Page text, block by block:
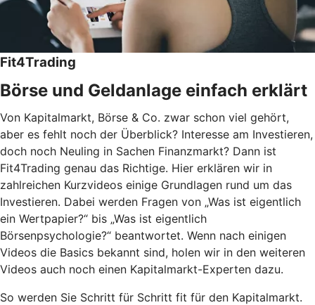
Fit4Trading
Börse und Geldanlage einfach erklärt
Von Kapitalmarkt, Börse & Co. zwar schon viel gehört,
aber es fehlt noch der Überblick? Interesse am Investieren,
doch noch Neuling in Sachen Finanzmarkt? Dann ist
Fit4Trading genau das Richtige. Hier erklären wir in
zahlreichen Kurzvideos einige Grundlagen rund um das
Investieren. Dabei werden Fragen von „Was ist eigentlich
ein Wertpapier?“ bis „Was ist eigentlich
Börsenpsychologie?“ beantwortet. Wenn nach einigen
Videos die Basics bekannt sind, holen wir in den weiteren
Videos auch noch einen Kapitalmarkt-Experten dazu.
So werden Sie Schritt für Schritt fit für den Kapitalmarkt.